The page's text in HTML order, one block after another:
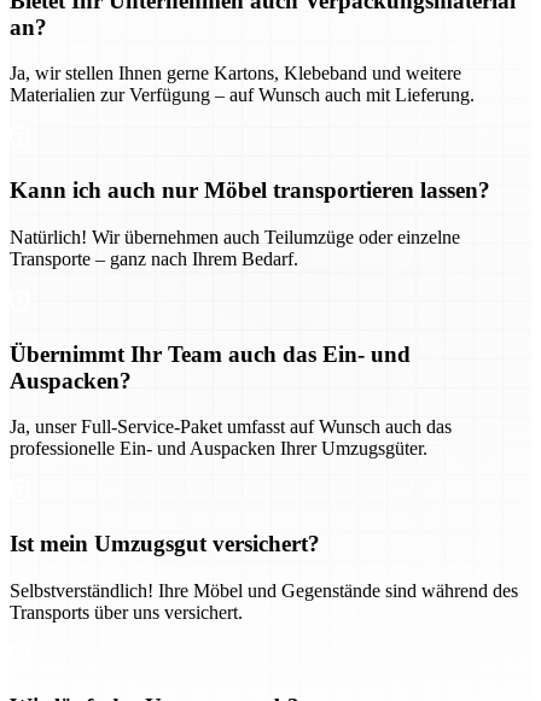
an?
Ja, wir stellen Ihnen gerne Kartons, Klebeband und weitere
Materialien zur Verfügung – auf Wunsch auch mit Lieferung.
Kann ich auch nur Möbel transportieren lassen?
Natürlich! Wir übernehmen auch Teilumzüge oder einzelne
Transporte – ganz nach Ihrem Bedarf.
Übernimmt Ihr Team auch das Ein- und
Auspacken?
Ja, unser Full-Service-Paket umfasst auf Wunsch auch das
professionelle Ein- und Auspacken Ihrer Umzugsgüter.
Ist mein Umzugsgut versichert?
Selbstverständlich! Ihre Möbel und Gegenstände sind während des
Transports über uns versichert.